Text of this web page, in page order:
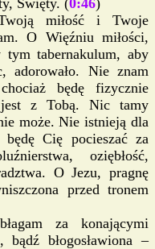
Święty. (0:46)
miłość i Twoje
O Więźniu miłości,
tym tabernakulum, aby
adorowało. Nie znam
będę fizycznie
jest z Tobą. Nic tamy
może. Nie istnieją dla
Cię pocieszać za
oziębłość,
O Jezu, pragnę
przed tronem
za konającymi
błogosławiona –